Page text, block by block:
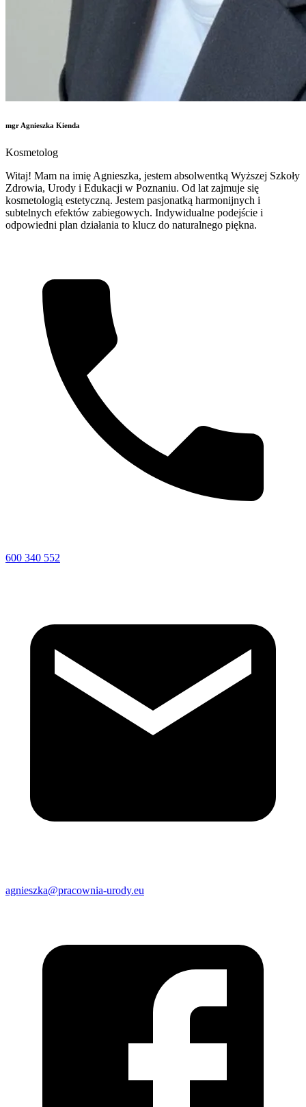
mgr Agnieszka Kienda
Kosmetolog
Witaj! Mam na imię Agnieszka, jestem absolwentką Wyższej Szkoły
Zdrowia, Urody i Edukacji w Poznaniu. Od lat zajmuje się
kosmetologią estetyczną. Jestem pasjonatką harmonijnych i
subtelnych efektów zabiegowych. Indywidualne podejście i
odpowiedni plan działania to klucz do naturalnego piękna.
600 340 552
agnieszka@pracownia-urody.eu